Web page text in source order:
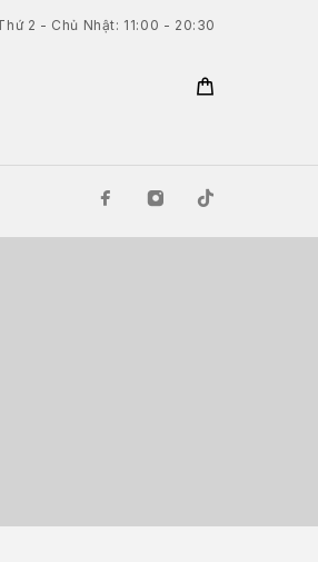
2 - Chủ Nhật: 11:00 - 20:30